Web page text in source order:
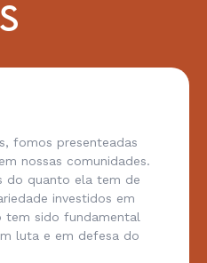
fomos presenteadas
nossas comunidades.
do quanto ela tem de
investidos em
tem sido fundamental
luta e em defesa do